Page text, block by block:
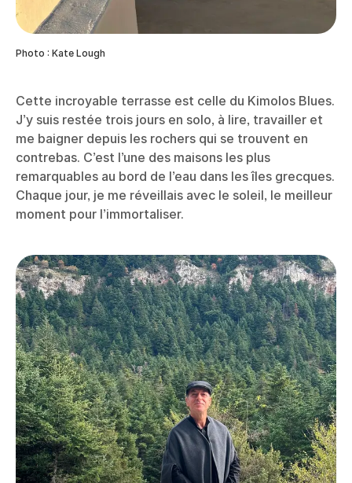
Photo : Kate Lough
Cette incroyable terrasse est celle du Kimolos Blues.
J’y suis restée trois jours en solo, à lire, travailler et
me baigner depuis les rochers qui se trouvent en
contrebas. C’est l’une des maisons les plus
remarquables au bord de l’eau dans les îles grecques.
Chaque jour, je me réveillais avec le soleil, le meilleur
moment pour l’immortaliser.